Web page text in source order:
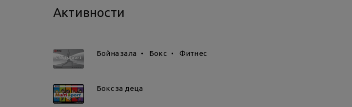
Активности
Бойна зала Бокс Фитнес
Бокс за деца